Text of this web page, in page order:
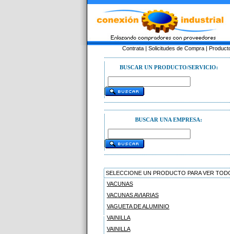
Contrata| Solicitudes de Compra|
BUSCAR UN PRODUCTO/SERVICIO:
BUSCAR UNA EMPRESA:
SELECCIONE UN PRODUCTO PARA VER
VACUNAS
VACUNAS AVIARIAS
VAGUETA DE ALUMINIO
VAINILLA
VAINILLA